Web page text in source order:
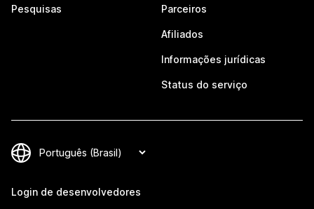
Pesquisas Parceiros
Afiliados
Informações jurídicas
Status do serviço
Login de desenvolvedores